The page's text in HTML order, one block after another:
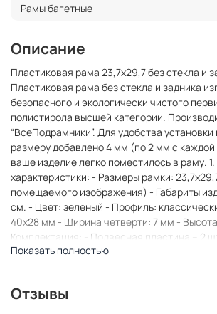
Рамы багетные
Описание
Пластиковая рама 23,7x29,7 без стекла и
Пластиковая рама без стекла и задника
безопасного и экологически чистого
полистирола высшей категории.
“ВсеПодрамники”. Для удобства
размеру добавлено 4 мм (по 2 мм с
ваше изделие легко поместилось в раму.
характеристики: - Размеры рамки:
помещаемого изображения) - Габариты
см. - Цвет: зеленый - Профиль:
40x28 мм - Ширина четверти: 7 мм -
Комплектация: - Подвесная пластина – 2
подрамника - Винты 3. Назначение: -
фотографий, икон • Паспарту, зеркал •
Показать полностью
Отзывы